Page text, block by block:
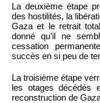
La deuxième étape
des hostilités, la
Gaza et le retrait
donné qu’il ne
cessation
succès en si peu de
La troisième étape
les otages décédés
reconstruction de